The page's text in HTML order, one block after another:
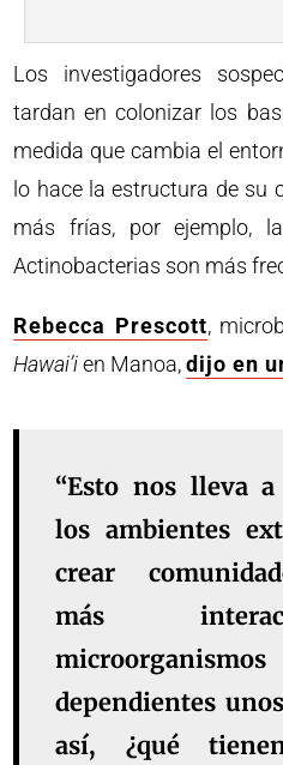
Los investigadores
tardan en colonizar los
medida que cambia el
lo hace la estructura de su
más frías, por ejemplo,
Actinobacterias son más
Rebecca Prescott,
Hawai’ien Manoa,dijo en
“Esto nos lleva
los ambientes
crear
más
dependientes
así, ¿qué